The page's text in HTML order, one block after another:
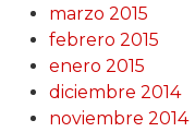
marzo 2015
febrero 2015
enero 2015
diciembre 2014
noviembre 2014